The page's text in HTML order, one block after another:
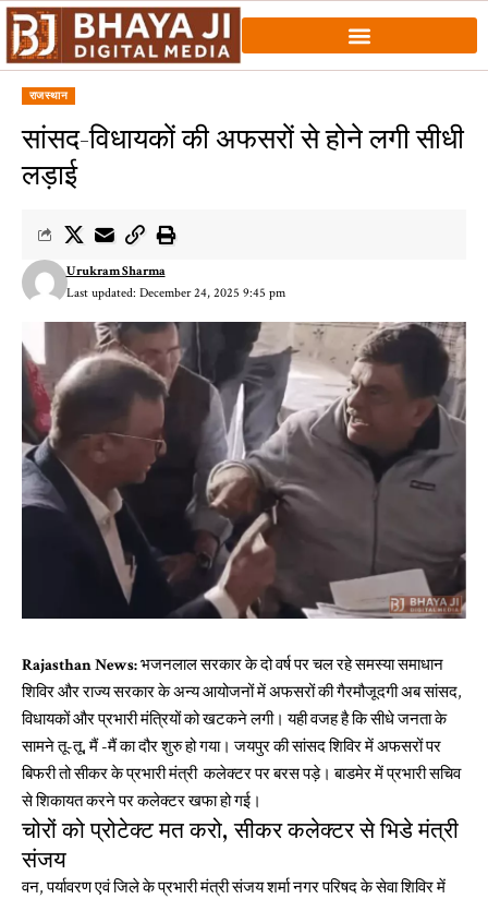
राजस्थान
सांसद-विधायकों की अफसरों से होने लगी सीधी
लड़ाई
Last updated: December 24, 2025 9:45 pm
Urukram Sharma
Rajasthan News:भजनलाल सरकार के दो वर्ष पर चल रहे समस्या समाधान
शिविर और राज्य सरकार के अन्य आयोजनों में अफसरों की गैरमौजूदगी अब सांसद,
विधायकों और प्रभारी मंत्रियों को खटकने लगी। यही वजह है कि सीधे जनता के
सामने तू-तू, मैं -मैं का दौर शुरु हो गया। जयपुर की सांसद शिविर में अफसरों पर
बिफरी तो सीकर के प्रभारी मंत्री कलेक्टर पर बरस पड़े। बाडमेर में प्रभारी सचिव
से शिकायत करने पर कलेक्टर खफा हो गई।
चोरों को प्रोटेक्ट मत करो, सीकर कलेक्टर से भिडे मंत्री
संजय
वन, पर्यावरण एवं जिले के प्रभारी मंत्री संजय शर्मा नगर परिषद के सेवा शिविर में